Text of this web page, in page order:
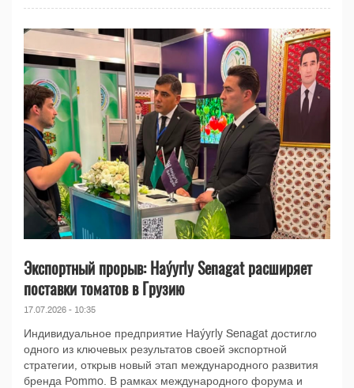
Экспортный прорыв: Haýyrly Senagat расширяет
поставки томатов в Грузию
17.07.2026 - 10:35
Индивидуальное предприятие Haýyrly Senagat достигло
одного из ключевых результатов своей экспортной
стратегии, открыв новый этап международного развития
бренда Pommo. В рамках международного форума и